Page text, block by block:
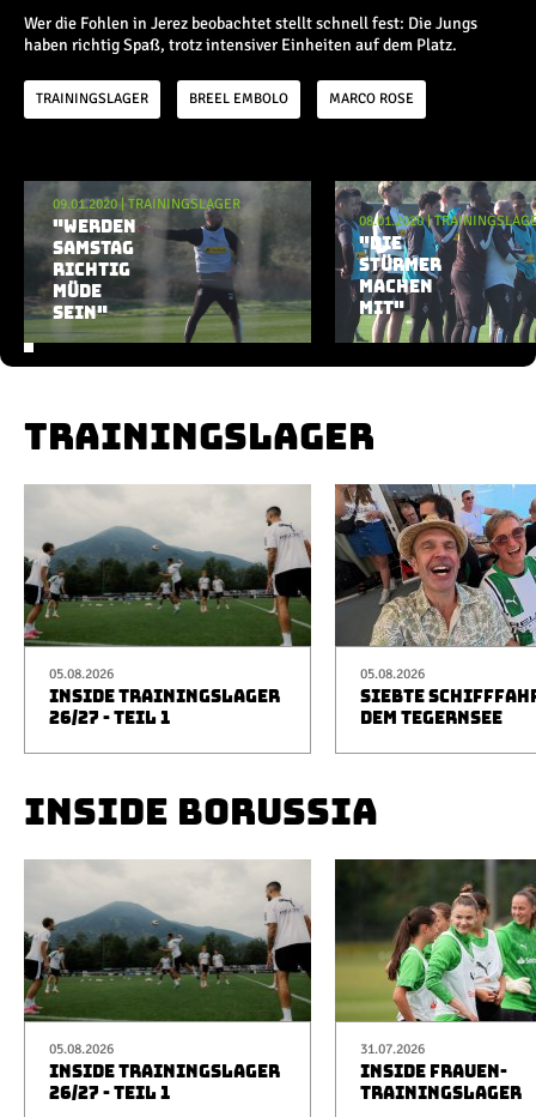
Europa League
Testspiele
News
Interviews
Pressekonferenzen
Rund um Borussia
Trainingslager
Buntes
Wer die Fohlen in Jerez beobachtet stellt schnell fest: Die Jungs
haben richtig Spaß, trotz intensiver Einheiten auf dem Platz.
TRAININGSLAGER BREEL EMBOLO MARCO ROSE
Aktuelle Playlist
09.01.2020 |TRAININGSLAGER
"WERDEN
SAMSTAG
RICHTIG
MÜDE
SEIN"
08.01.2020|
"DIE
STÜRMER
MACHEN
MIT"
TRAININGSLAGER
05.08.2026
INSIDE TRAININGSLAGER
26/27 - TEIL 1
05.08.2026
SIEBTE
DEM TEGERNSEE
INSIDE BORUSSIA
05.08.2026
INSIDE TRAININGSLAGER
26/27 - TEIL 1
31.07.2026
INSIDE FRAUEN-
TRAININGSLAGER